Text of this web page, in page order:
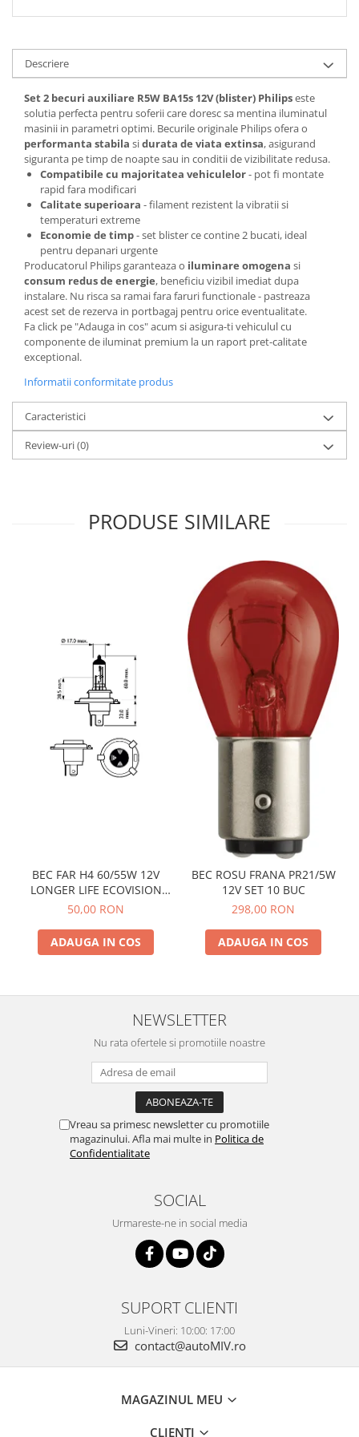
Spray Curatare Frane
Lubrifianti si Spray-uri de Curatare
Vopsitorie, Chituri si Adezivi
Curatare si Detailing Exterior
Articole Auto Sezoniere
Produse de Iarna
Cabluri Pornire
Produse de Vara
Descriere
Set 2 becuri auxiliare R5W BA15s 12V (blister) Philipseste
solutia perfecta pentru soferii care doresc sa mentina iluminatul
masinii in parametri optimi. Becurile originale Philips ofera o
performanta stabila sidurata de viata extinsa, asigurand
siguranta pe timp de noapte sau in conditii de vizibilitate redusa.
Compatibile cu majoritatea vehiculelor- pot fi montate
rapid fara modificari
Calitate superioara - filament rezistent la vibratii si
temperaturi extreme
Economie de timp- set blister ce contine 2 bucati, ideal
pentru depanari urgente
Producatorul Philips garanteaza o iluminare omogena si
consum redus de energie, beneficiu vizibil imediat dupa
instalare. Nu risca sa ramai fara faruri functionale - pastreaza
acest set de rezerva in portbagaj pentru orice eventualitate.
Fa click pe "Adauga in cos" acum si asigura-ti vehiculul cu
componente de iluminat premium la un raport pret-calitate
exceptional.
Informatii conformitate produs
Caracteristici
Review-uri(0)
PRODUSE SIMILARE
BEC FAR H4 60/55W 12V
LONGER LIFE ECOVISION
PHILIPS
50,00 RON
ADAUGA IN COS
BEC ROSU FRANA PR21/5W
12V SET 10 BUC
298,00 RON
ADAUGA IN COS
NEWSLETTER
Nu rata ofertele si promotiile noastre
Vreau sa primesc newsletter cu promotiile
magazinului. Afla mai multe in Politica de
Confidentialitate
SOCIAL
Urmareste-ne in social media
SUPORT CLIENTI
Luni-Vineri: 10:00: 17:00
contact@autoMIV.ro
MAGAZINUL MEU
CLIENTI